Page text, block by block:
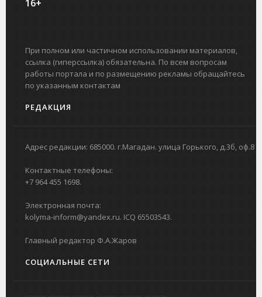
16+
При полном или частичном использовании материалов,
ссылка (гиперссылка) обязательна. По всем вопросам
работы портала и по размещению рекламы обращайтесь
по указанным контактам
РЕДАКЦИЯ
Адрес редакции: 685000. г.Магадан. улица Горького, д.3б, оф.8
Контактные телефоны:
+7 964 455 1698.
Электронная почта:
kolyma-inform@yandex.ru. ICQ 65503543.
Главный редактор Ф.А.Жаров
СОЦИАЛЬНЫЕ СЕТИ